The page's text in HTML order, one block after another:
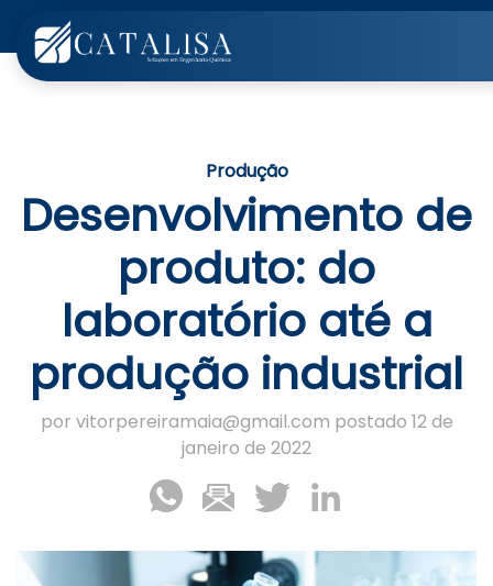
Produção
Desenvolvimento de
produto: do
laboratório até a
produção industrial
por vitorpereiramaia@gmail.com postado 12 de
janeiro de 2022